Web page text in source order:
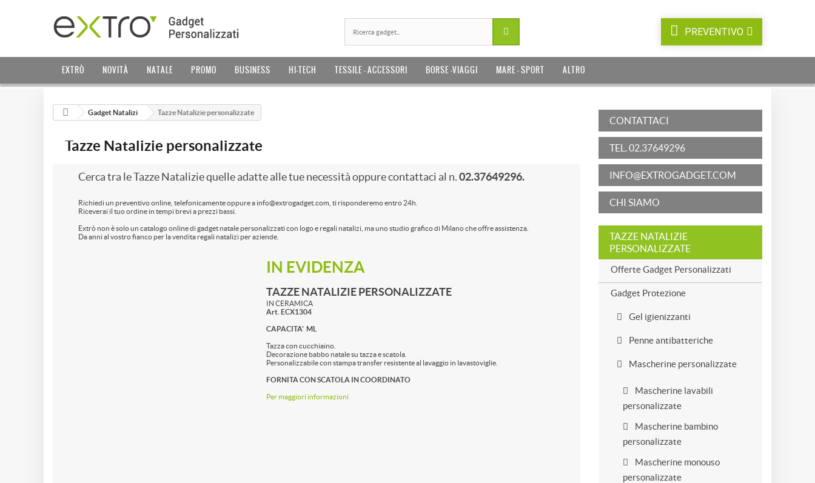
PREVENTIVO
EXTRÒ NOVITÀ NATALE PROMO BUSINESS HI-TECH TESSILE - ACCESSORI BORSE -VIAGGI MARE - SPORT ALTRO
Gadget Natalizi Tazze Natalizie personalizzate
Tazze Natalizie personalizzate
Cerca tra le Tazze Natalizie quelle adatte alle tue necessità oppure contattaci al n.02.37649296.
Richiedi un preventivo online, telefonicamente oppure a info@extrogadget.com, ti risponderemo entro 24h.
Riceverai il tuo ordine in tempi brevi a prezzi bassi.
Extrò non è solo un catalogo online di gadget natale personalizzati con logo e regali natalizi, ma uno studio grafico di Milano che offre assistenza.
Da anni al vostro fianco per la vendita regali natalizi per aziende.
IN EVIDENZA
TAZZE NATALIZIE PERSONALIZZATE
IN CERAMICA
Art. ECX1304
CAPACITA' ML
Tazza con cucchiaino.
Decorazione babbo natale su tazza e scatola.
Personalizzabile con stampa transfer resistente al lavaggio in lavastoviglie.
FORNITA CON SCATOLA IN COORDINATO
Per maggiori informazioni
CONTATTACI
TEL. 02.37649296
INFO@EXTROGADGET.COM
CHI SIAMO
TAZZE NATALIZIE
PERSONALIZZATE
Offerte Gadget Personalizzati
Gadget Protezione
Gel igienizzanti
Penne antibatteriche
Mascherine personalizzate
Mascherine lavabili
personalizzate
Mascherine bambino
personalizzate
Mascherine monouso
personalizzate